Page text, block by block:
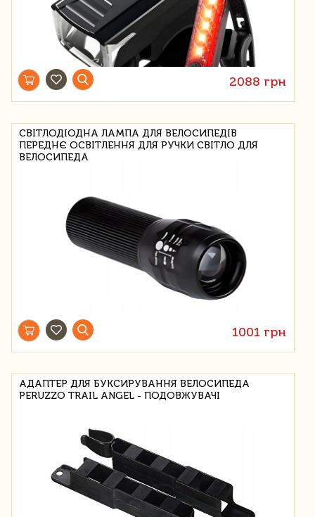
2088 грн
СВІТЛОДІОДНА ЛАМПА ДЛЯ ВЕЛОСИПЕДІВ
ПЕРЕДНЄ ОСВІТЛЕННЯ ДЛЯ РУЧКИ СВІТЛО ДЛЯ
ВЕЛОСИПЕДА
1001 грн
АДАПТЕР ДЛЯ БУКСИРУВАННЯ ВЕЛОСИПЕДА
PERUZZO TRAIL ANGEL - ПОДОВЖУВАЧІ